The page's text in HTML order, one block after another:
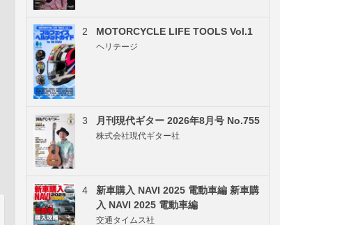
2 MOTORCYCLE LIFE TOOLS Vol.1
ヘリテージ
3 月刊現代ギター 2026年8月号 No.755
株式会社現代ギター社
4
新車購入 NAVI 2025 電動車編 新車購
入 NAVI 2025 電動車編
交通タイムス社